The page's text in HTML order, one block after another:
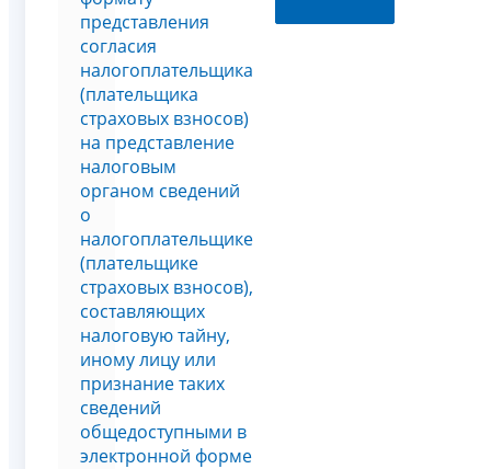
представления
согласия
налогоплательщика
(плательщика
страховых взносов)
на представление
налоговым
органом сведений
о
налогоплательщике
(плательщике
страховых взносов),
составляющих
налоговую тайну,
иному лицу или
признание таких
сведений
общедоступными в
электронной форме